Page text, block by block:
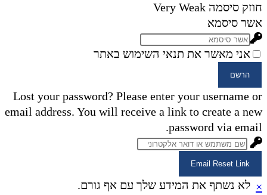
חוזק סיסמה Very Weak
אשר סיסמא
אני מאשר את תנאי השימוש באתר
הרשם
Lost your password? Please enter your username or
email address. You will receive a link to create a new
password via email.
Email Reset Link
לא נשתף את המידע שלך עם אף גורם. ×